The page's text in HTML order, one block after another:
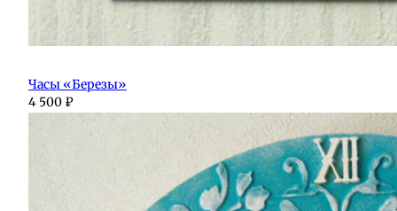
Часы «Березы»
4 500 ₽